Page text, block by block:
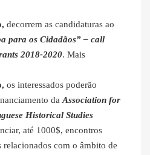
decorrem as candidaturas ao
para os Cidadãos” – call
2018-2020. Mais
os interessados poderão
daAssociation for
Historical Studies
até 1000$, encontros
relacionados com o âmbito de